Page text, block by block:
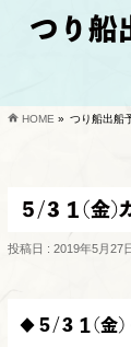
つり船
HOME » つり船出船
５/３１(金)
投稿日 : 2019年5月27
◆５/３１(金)